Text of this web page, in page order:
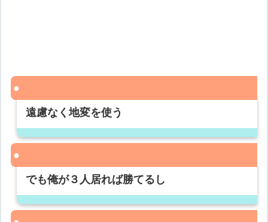
遠慮なく地変を使う
でも俺が３人居れば勝てるし